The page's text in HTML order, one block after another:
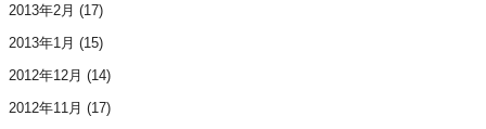
2013年2月 (17)
2013年1月 (15)
2012年12月 (14)
2012年11月 (17)